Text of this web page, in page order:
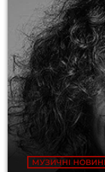
МУЗИЧНІ